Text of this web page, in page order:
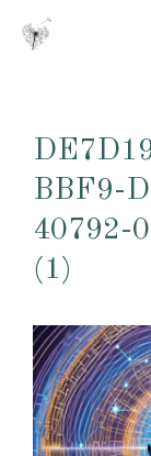
BBF9-
40792-
(1)